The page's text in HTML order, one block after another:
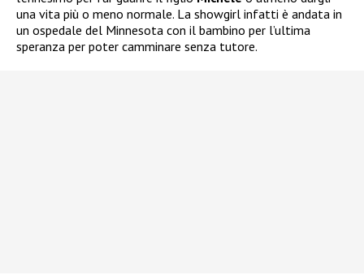
una vita più o meno normale. La showgirl infatti è andata in
un ospedale del Minnesota con il bambino per l’ultima
speranza per poter camminare senza tutore.